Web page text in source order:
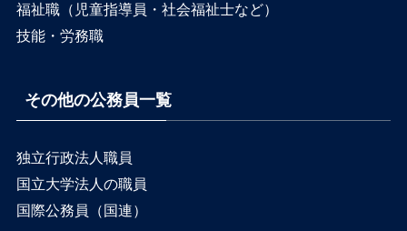
福祉職（児童指導員・社会福祉士など）
技能・労務職
その他の公務員一覧
独立行政法人職員
国立大学法人の職員
国際公務員（国連）